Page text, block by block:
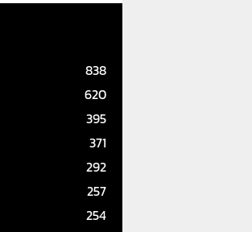
838
620
395
371
292
257
254